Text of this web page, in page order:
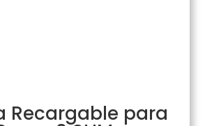
Recargable para